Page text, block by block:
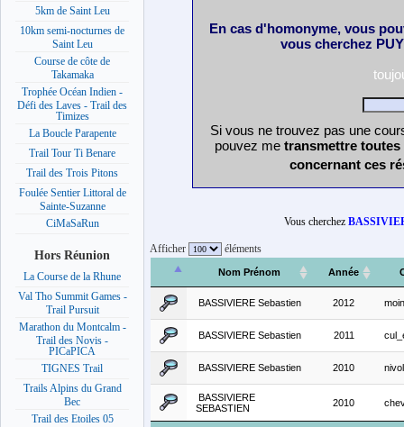
5km de Saint Leu
10km semi-nocturnes de
Saint Leu
Course de côte de
Takamaka
Trophée Océan Indien -
Défi des Laves - Trail des
Timizes
La Boucle Parapente
Trail Tour Ti Benare
Trail des Trois Pitons
Foulée Sentier Littoral de
Sainte-Suzanne
CiMaSaRun
Hors Réunion
La Course de la Rhune
Val Tho Summit Games -
Trail Pursuit
Marathon du Montcalm -
Trail des Novis -
PICaPICA
TIGNES Trail
Trails Alpins du Grand
Bec
Trail des Etoiles 05
En cas d'homonyme, vous
vous cherchez
Si vous ne trouvez pas une
pouvez me transmettre
concernant ces
Vous cherchez
Afficher éléments
Nom Prénom Année
BASSIVIERE Sebastien 2012
BASSIVIERE Sebastien 2011
BASSIVIERE Sebastien 2010
BASSIVIERE
SEBASTIEN
2010